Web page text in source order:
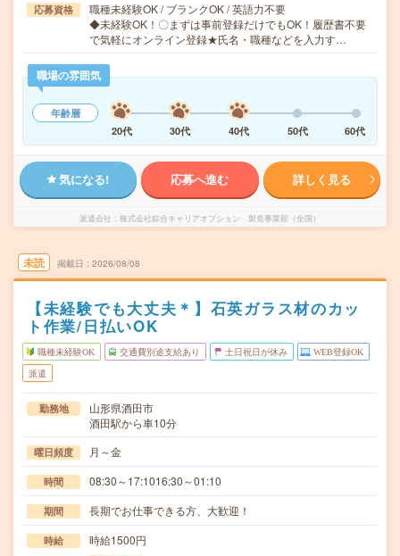
応募資格
職種未経験OK / ブランクOK / 英語力不要
◆未経験OK！〇まずは事前登録だけでもOK！履歴書不要
で気軽にオンライン登録★氏名・職種などを入力す…
職場の雰囲気
年齢層
20代
30代 40代 50代 60代
気になる! 応募へ進む 詳しく見る
派遣会社 株式会社綜合キャリアオプション 製造事業部（全国）
未読 掲載日 2026/08/08
【未経験でも大丈夫＊】石英ガラス材のカッ
ト作業/日払いOK
職種未経験OK 交通費別途支給あり 土日祝日が休み WEB登録OK
派遣
勤務地
山形県酒田市
酒田駅から車10分
曜日頻度 月～金
時間 08:30～17:1016:30～01:10
期間 長期でお仕事できる方、大歓迎！
時給 時給1500円